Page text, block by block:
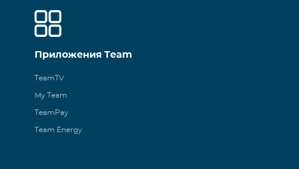
Приложения Team
TeamTV
My Team
TeamPay
Team Energy